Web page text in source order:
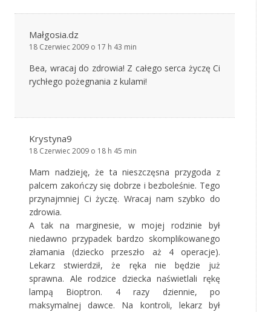
Małgosia.dz
18 Czerwiec 2009 o 17 h 43 min
Bea, wracaj do zdrowia! Z całego serca życzę Ci
rychłego pożegnania z kulami!
Krystyna9
18 Czerwiec 2009 o 18 h 45 min
Mam nadzieję, że ta nieszczęsna przygoda z
palcem zakończy się dobrze i bezboleśnie. Tego
przynajmniej Ci życzę. Wracaj nam szybko do
zdrowia.
A tak na marginesie, w mojej rodzinie był
niedawno przypadek bardzo skomplikowanego
złamania (dziecko przeszło aż 4 operacje).
Lekarz stwierdził, że ręka nie będzie już
sprawna. Ale rodzice dziecka naświetlali rękę
lampą Bioptron. 4 razy dziennie, po
maksymalnej dawce. Na kontroli, lekarz był